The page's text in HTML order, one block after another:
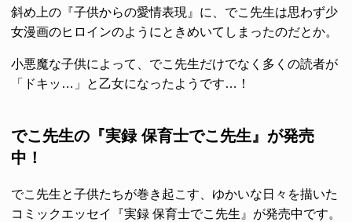
斜め上の『子供からの愛情表現』に、でこ先生は思わず少
女漫画のヒロインのようにときめいてしまったのだとか。
小悪魔な子供によって、でこ先生だけでなく多くの読者が
「ドキッ…」と乙女になったようです…！
でこ先生の『実録 保育士でこ先生』が発売
中！
でこ先生と子供たちが巻き起こす、ゆかいな日々を描いた
コミックエッセイ『実録 保育士でこ先生』が発売中です。